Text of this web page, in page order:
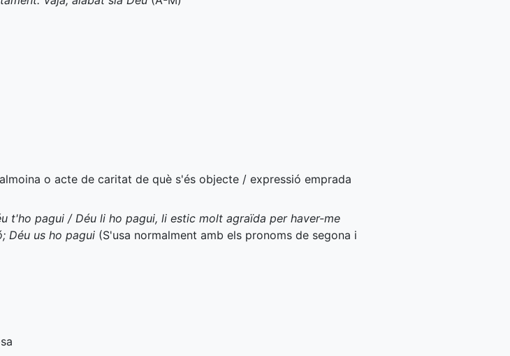
o acte de caritat de què s'és objecte / expressió emprada
t'ho pagui / Déu li ho pagui, li estic molt agraïda per haver-me
Déu us ho pagui (S'usa normalment amb els pronoms de segona i